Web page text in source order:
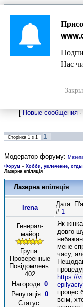
Главная
Новости
Довідкова
Фото
Оголошення
Видео
Жизнь
[ Новые сообщения ·
Сторінка 1 з 1 1
Модератор форуму:
Форум » Хобби, увлечение,
Лазерна епіляція
Лазерна епіляція
Irena
Дата:
# 1
Генерал-
майор
Група:
Проверенные
Повідомлень:
402
Нагороди: 0
Репутація: 0
Статус:
Як
довго
мене
часу,
https://
процес
всім,
Нас